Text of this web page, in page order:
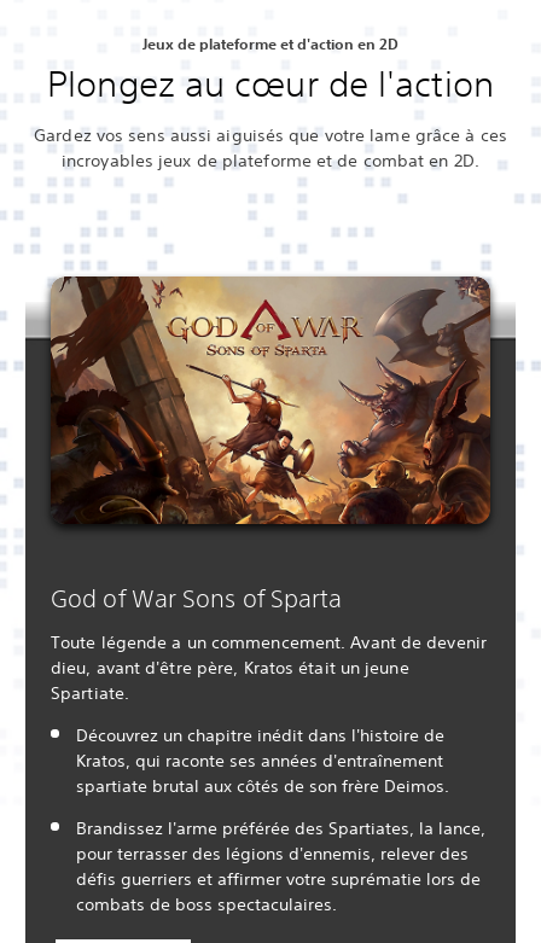
Jeux de plateforme et d'action en 2D
Plongez au cœur de l'action
Gardez vos sens aussi aiguisés que votre lame grâce à ces
incroyables jeux de plateforme et de combat en 2D.
God of War Sons of Sparta
Toute légende a un commencement. Avant de devenir
dieu, avant d'être père, Kratos était un jeune
Spartiate.
Découvrez un chapitre inédit dans l'histoire de
Kratos, qui raconte ses années d'entraînement
spartiate brutal aux côtés de son frère Deimos.
Brandissez l'arme préférée des Spartiates, la lance,
pour terrasser des légions d'ennemis, relever des
défis guerriers et affirmer votre suprématie lors de
combats de boss spectaculaires.